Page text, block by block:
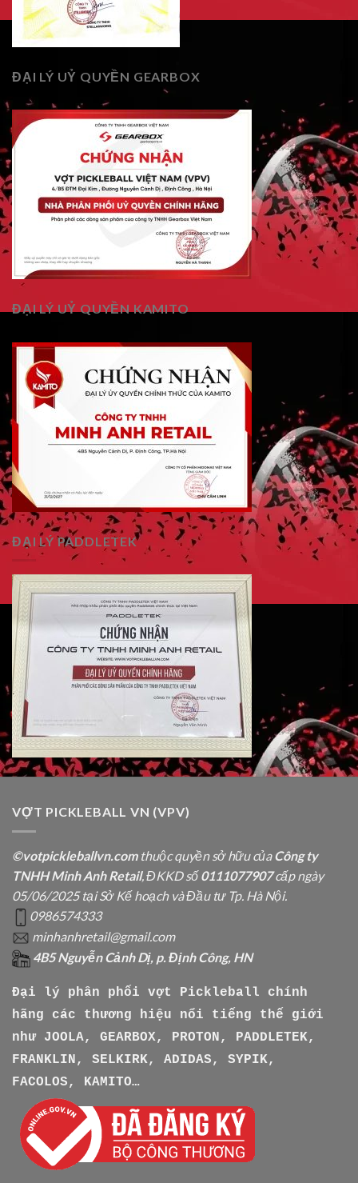
ĐẠI LÝ UỶ QUYỀN GEARBOX
ĐẠI LÝ UỶ QUYỀN KAMITO
ĐẠI LÝ PADDLETEK
VỢT PICKLEBALL VN (VPV)
©votpickleballvn.comthuộc quyền sở hữu củaCông ty
TNHH Minh Anh Retail, ĐKKD số0111077907cấp ngày
05/06/2025 tại Sở Kế hoạch và Đầu tư Tp. Hà Nội.
0986574333
minhanhretail@gmail.com
4B5 Nguyễn Cảnh Dị, p. Định Công, HN
Đại lý phân phối vợt Pickleball chính
hãng các thương hiệu nổi tiếng thế giới
như
JOOLA, GEARBOX, PROTON, PADDLETEK,
FRANKLIN, SELKIRK, ADIDAS, SYPIK,
FACOLOS, KAMITO…